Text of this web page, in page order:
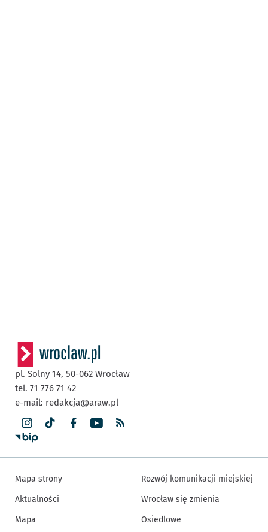
pl. Solny 14, 50-062 Wrocław
tel. 71 776 71 42
e-mail: redakcja@araw.pl
Mapa strony
Aktualności
Mapa
Rozwój komunikacji miejskiej
Wrocław się zmienia
Osiedlowe